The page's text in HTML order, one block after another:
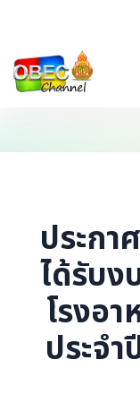
ประกา
ได้รับง
โรงอา
ประจ